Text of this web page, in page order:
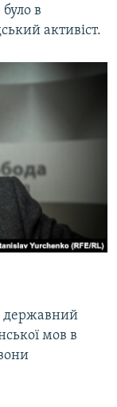
в
активіст.
державний
мов в